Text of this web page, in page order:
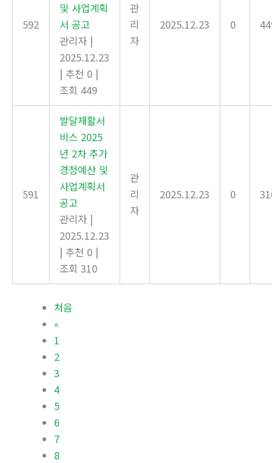
592
및 사업계획
서 공고
관리자 |
2025.12.23
| 추천 0 |
조회 449
관
리
자
2025.12.23 0
591
발달재활서
비스 2025
년 2차 추가
경정예산 및
사업계획서
공고
관리자 |
2025.12.23
| 추천 0 |
조회 310
관
리
자
2025.12.23 0
처음
«
1
2
3
4
5
6
7
8